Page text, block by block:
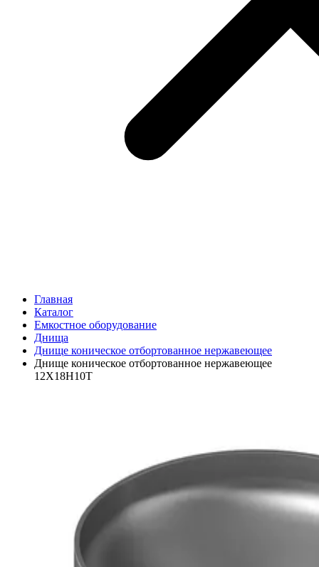
Главная
Каталог
Емкостное оборудование
Днища
Днище коническое отбортованное нержавеющее
Днище коническое отбортованное нержавеющее
12Х18Н10Т